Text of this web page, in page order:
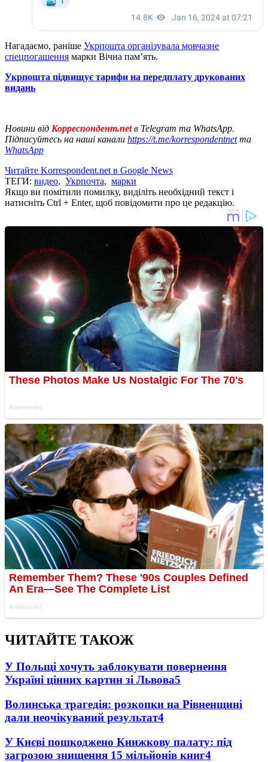
Нагадаємо, раніше Укрпошта організувала мовчазне
спецпогашення марки Вічна памʼять.
Укрпошта підвищує тарифи на передплату друкованих
видань
Новини від Корреспондент.netв Telegram та WhatsApp.
Підписуйтесь на наші канали https://t.me/korrespondentnetта
WhatsApp
Читайте Korrespondent.net в Google News
ТЕГИ: видео, Укрпочта, марки
Якщо ви помітили помилку, виділіть необхідний текст і
натисніть Ctrl + Enter, щоб повідомити про це редакцію.
ЧИТАЙТЕ ТАКОЖ
У Польщі хочуть заблокувати повернення
Україні цінних картин зі Львова5
Волинська трагедія: розкопки на Рівненщині
дали неочікуваний результат4
У Києві пошкоджено Книжкову палату: під
загрозою знищення 15 мільйонів книг4